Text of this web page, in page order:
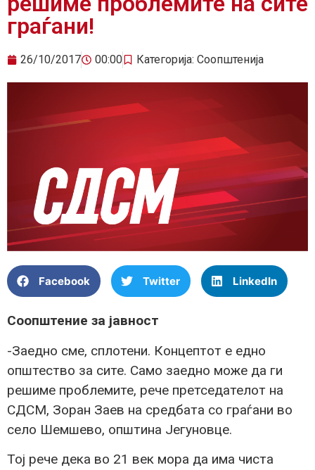
граѓани!
26/10/2017 00:00 Категорија: Соопштенија
Facebook Twitter LinkedIn
Соопштение за јавност
-Заедно сме, сплотени. Концептот е едно
општество за сите. Само заедно може да ги
решиме проблемите, рече претседателот на
СДСМ, Зоран Заев на средбата со граѓани во
село Шемшево, општина Јегуновце.
Тој рече дека во 21 век мора да има чиста